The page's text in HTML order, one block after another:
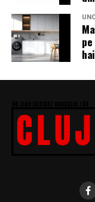
si bilete de o zi la
sambata, iar
426 lei + taxe.